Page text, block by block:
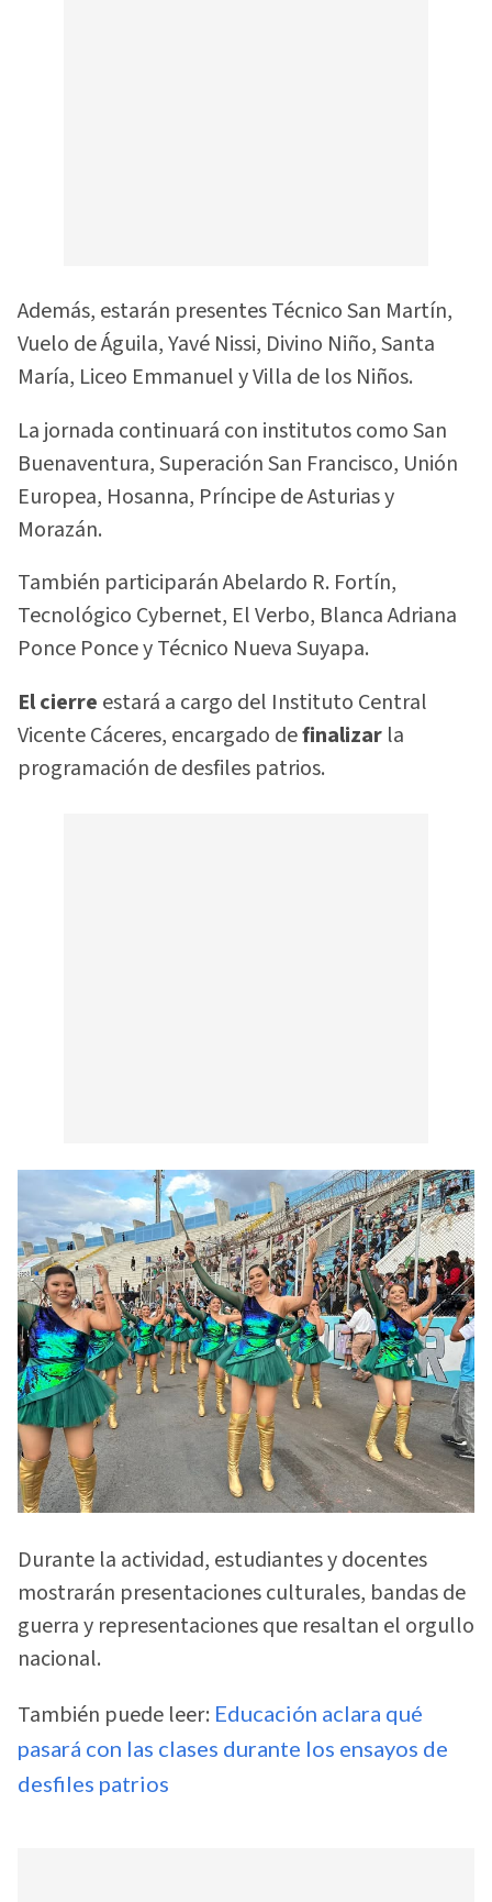
Además, estarán presentes Técnico San Martín,
Vuelo de Águila, Yavé Nissi, Divino Niño, Santa
María, Liceo Emmanuel y Villa de los Niños.
La jornada continuará con institutos como San
Buenaventura, Superación San Francisco, Unión
Europea, Hosanna, Príncipe de Asturias y
Morazán.
También participarán Abelardo R. Fortín,
Tecnológico Cybernet, El Verbo, Blanca Adriana
Ponce Ponce y Técnico Nueva Suyapa.
El cierre estará a cargo del Instituto Central
Vicente Cáceres, encargado definalizar la
programación de desfiles patrios.
Durante la actividad, estudiantes y docentes
mostrarán presentaciones culturales, bandas de
guerra y representaciones que resaltan el orgullo
nacional.
También puede leer: Educación aclara qué
pasará con las clases durante los ensayos de
desfiles patrios